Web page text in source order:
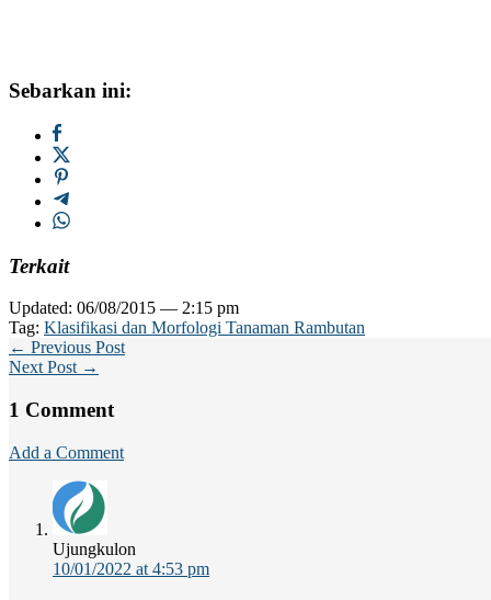
Sebarkan ini:
Terkait
Updated: 06/08/2015 — 2:15 pm
Tag: Klasifikasi dan Morfologi Tanaman Rambutan
← Previous Post
Next Post →
1 Comment
Add a Comment
Ujungkulon
10/01/2022 at 4:53 pm